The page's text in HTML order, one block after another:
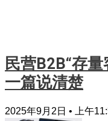
民营B2B“存量
一篇说清楚
2025年9月2日 上午